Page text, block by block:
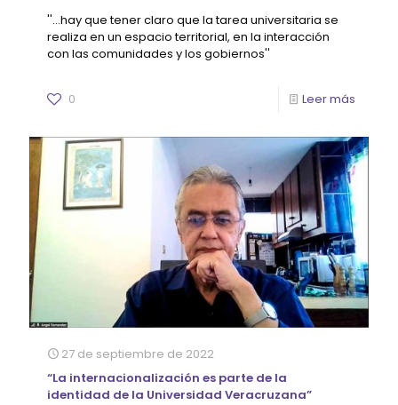
''...hay que tener claro que la tarea universitaria se
realiza en un espacio territorial, en la interacción
con las comunidades y los gobiernos''
0 Leer más
27 de septiembre de 2022
“La internacionalización es parte de la
identidad de la Universidad Veracruzana”